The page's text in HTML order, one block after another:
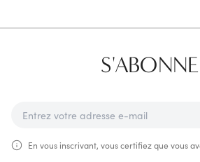
En vous inscrivant, vous certifiez que vous